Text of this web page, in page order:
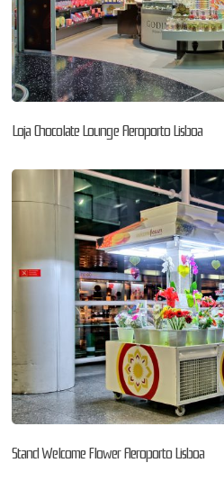
Loja Chocolate Lounge Aeroporto Lisboa
Stand Welcome Flower Aeroporto Lisboa